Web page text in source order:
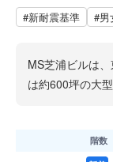
#新耐震基準 #男
MS芝浦ビルは
は約600坪の大
階数